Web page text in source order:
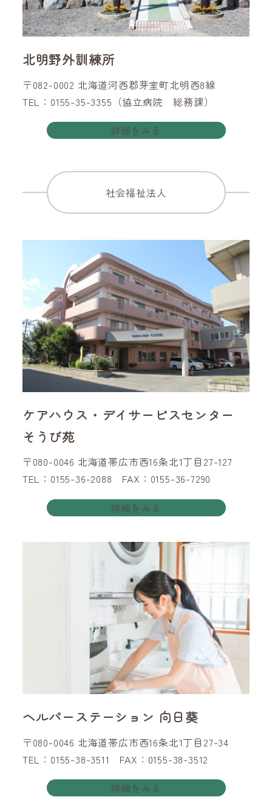
北明野外訓練所
〒082-0002 北海道河西郡芽室町北明西8線
TEL：0155-35-3355（協立病院 総務課）
詳細をみる
社会福祉法人
ケアハウス・デイサービスセンター
そうび苑
〒080-0046 北海道帯広市西16条北1丁目27-127
TEL：0155-36-2088 FAX：0155-36-7290
詳細をみる
ヘルパーステーション 向日葵
〒080-0046 北海道帯広市西16条北1丁目27-34
TEL：0155-38-3511 FAX：0155-38-3512
詳細をみる